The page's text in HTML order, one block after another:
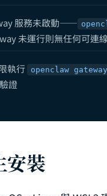
？2026 年最火紅的開源
整合指南：打造
功能指南：ElevenLabs
指令完全指南：add、
Skill 開發實戰：從
服務未啟動——
未運行則無任何可連
執行 openclaw
證
裝